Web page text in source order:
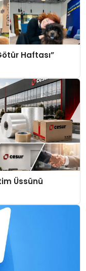
Haftası”
Üssünü